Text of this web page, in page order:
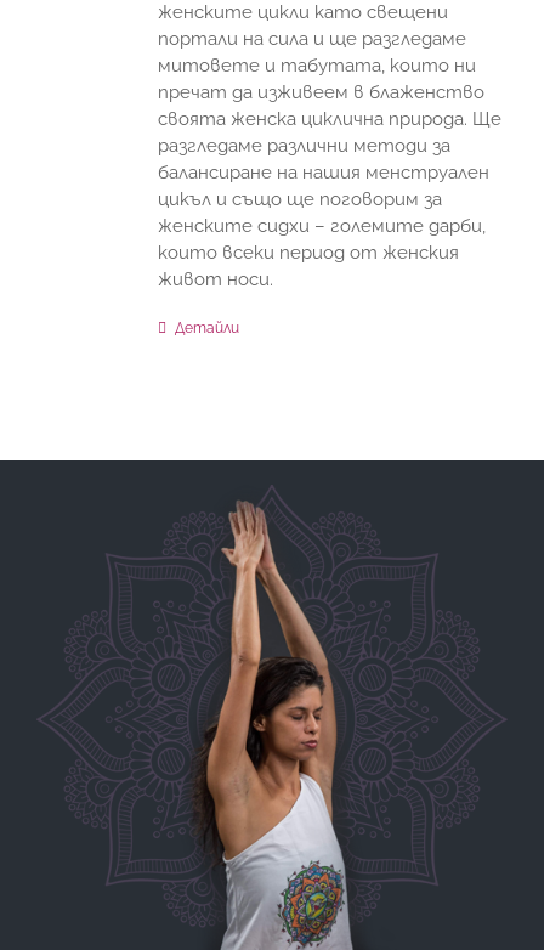
женските цикли като свещени
портали на сила и ще разгледаме
митовете и табутата, които ни
пречат да изживеем в блаженство
своята женска циклична природа. Ще
разгледаме различни методи за
балансиране на нашия менструален
цикъл и също ще поговорим за
женските сидхи – големите дарби,
които всеки период от женския
живот носи.
Детайли